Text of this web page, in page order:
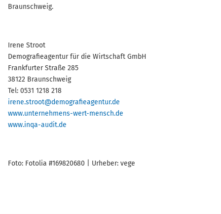
Braunschweig.
Irene Stroot
Demografieagentur für die Wirtschaft GmbH
Frankfurter Straße 285
38122 Braunschweig
Tel: 0531 1218 218
irene.stroot@demografieagentur.de
www.unternehmens-wert-mensch.de
www.inqa-audit.de
Foto: Fotolia #169820680 | Urheber: vege